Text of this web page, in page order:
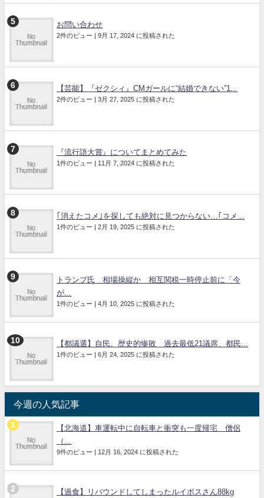
お問い合わせ
2件のビュー | 9月 17, 2024 に投稿された
【芸能】『ゼクシィ』CMガールに“結婚できない”1...
2件のビュー | 3月 27, 2025 に投稿された
『流行語大賞』についてまとめてみた
1件のビュー | 11月 7, 2024 に投稿された
｢消えたコメ｣を探しても絶対に見つからない…｢コメ...
1件のビュー | 2月 19, 2025 に投稿された
トランプ氏 相場操縦か 相互関税一時停止前に「今
が...
1件のビュー | 4月 10, 2025 に投稿された
【都議選】自民、歴史的惨敗 過去最低21議席、都民...
1件のビュー | 6月 24, 2025 に投稿された
今週の人気記事
【北海道】車運転中に自転車と衝突も一度帰宅 僧侶
（...
9件のビュー | 12月 16, 2024 に投稿された
【過食】リバウンドしてしまったルイボスさん88kg